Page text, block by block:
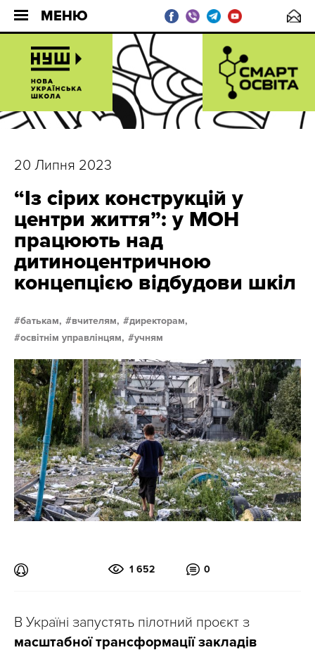
МЕНЮ
20 Липня 2023
“Із сірих конструкцій у
центри життя”: у МОН
працюють над
дитиноцентричною
концепцією відбудови шкіл
батькам, вчителям,
директорам,
освітнім управлінцям,
учням
1 652 0
В Україні запустять пілотний проєкт з
масштабної трансформації закладів